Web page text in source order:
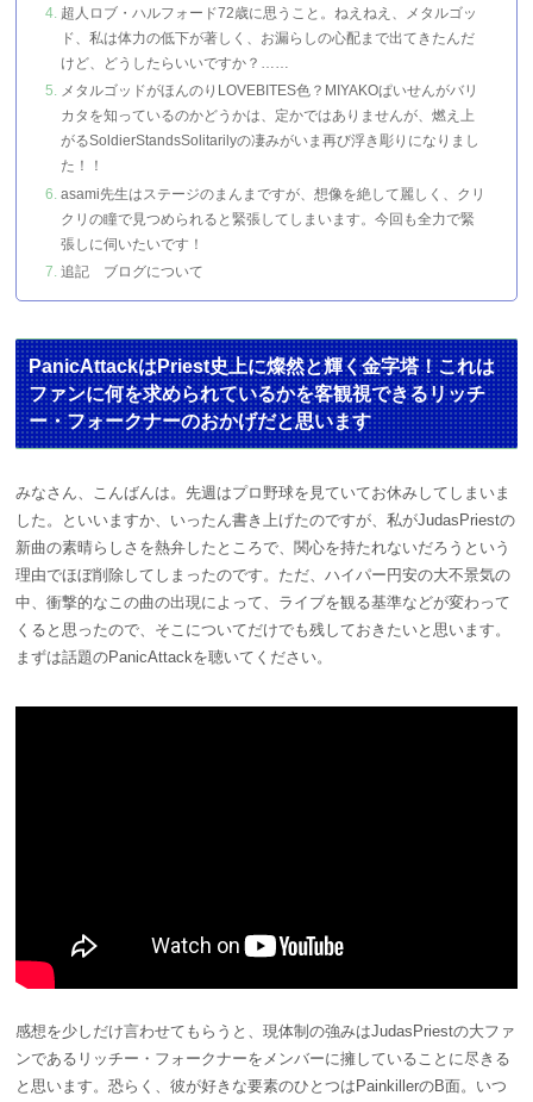
超人ロブ・ハルフォード72歳に思うこと。ねえねえ、メタルゴッ
ド、私は体力の低下が著しく、お漏らしの心配まで出てきたんだ
けど、どうしたらいいですか？……
メタルゴッドがほんのりLOVEBITES色？MIYAKOぱいせんがバリ
カタを知っているのかどうかは、定かではありませんが、燃え上
がるSoldierStandsSolitarilyの凄みがいま再び浮き彫りになりまし
た！！
asami先生はステージのまんまですが、想像を絶して麗しく、クリ
クリの瞳で見つめられると緊張してしまいます。今回も全力で緊
張しに伺いたいです！
追記 ブログについて
PanicAttackはPriest史上に燦然と輝く金字塔！これは
ファンに何を求められているかを客観視できるリッチ
ー・フォークナーのおかげだと思います
みなさん、こんばんは。先週はプロ野球を見ていてお休みしてしまいま
した。といいますか、いったん書き上げたのですが、私がJudasPriestの
新曲の素晴らしさを熱弁したところで、関心を持たれないだろうという
理由でほぼ削除してしまったのです。ただ、ハイパー円安の大不景気の
中、衝撃的なこの曲の出現によって、ライブを観る基準などが変わって
くると思ったので、そこについてだけでも残しておきたいと思います。
まずは話題のPanicAttackを聴いてください。
感想を少しだけ言わせてもらうと、現体制の強みはJudasPriestの大ファ
ンであるリッチー・フォークナーをメンバーに擁していることに尽きる
と思います。恐らく、彼が好きな要素のひとつはPainkillerのB面。いつ